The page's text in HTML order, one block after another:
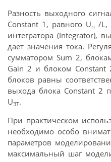
Разность выходного
Constant 1, равного Uн /L,
интегратора (Integrator),
дает значения тока.
сумматором Sum 2,
Gain 2 и блоком Constant
блоков равны
выхода блока Constant 2
UЗТ.
При практическом
необходимо особо
параметров
максимальный шаг